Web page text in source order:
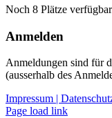
Noch 8 Plätze
Anmelden
Anmeldungen sind für
(ausserhalb des
Impressum |
Page load link